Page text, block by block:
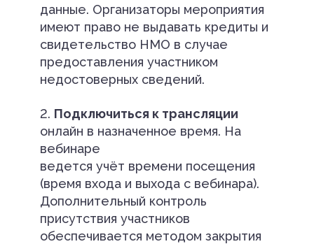
данные. Организаторы мероприятия
имеют право не выдавать кредиты и
свидетельство НМО в случае
предоставления участником
недостоверных сведений.
2. Подключиться к трансляции
онлайн в назначенное время. На
вебинаре
ведется учёт времени посещения
(время входа и выхода с вебинара).
Дополнительный контроль
присутствия участников
обеспечивается методом закрытия